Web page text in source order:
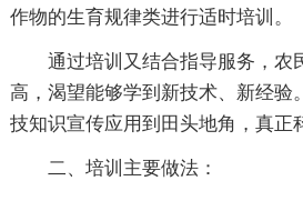
作物的生育规律类进行适时培训。
通过培训又结合指导服务，农
高，渴望能够学到新技术、新经验
技知识宣传应用到田头地角，真正
二、培训主要做法：